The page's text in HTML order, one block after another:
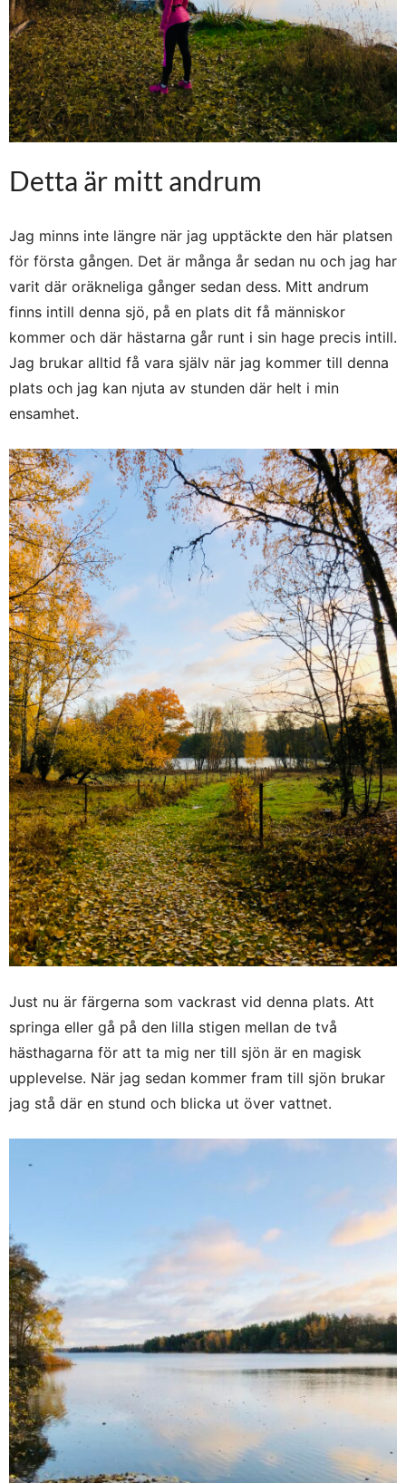
Detta är mitt andrum
Jag minns inte längre när jag upptäckte den här platsen
för första gången. Det är många år sedan nu och jag har
varit där oräkneliga gånger sedan dess. Mitt andrum
finns intill denna sjö, på en plats dit få människor
kommer och där hästarna går runt i sin hage precis intill.
Jag brukar alltid få vara själv när jag kommer till denna
plats och jag kan njuta av stunden där helt i min
ensamhet.
Just nu är färgerna som vackrast vid denna plats. Att
springa eller gå på den lilla stigen mellan de två
hästhagarna för att ta mig ner till sjön är en magisk
upplevelse. När jag sedan kommer fram till sjön brukar
jag stå där en stund och blicka ut över vattnet.